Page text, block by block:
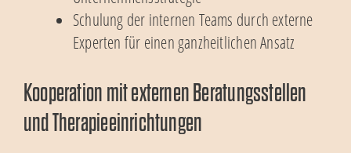
Schulung der internen Teams durch externe
Experten für einen ganzheitlichen Ansatz
Kooperation mit externen Beratungsstellen
und Therapieeinrichtungen